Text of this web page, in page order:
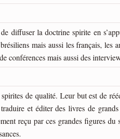
diffuser la doctrine spirite en
mais aussi les français, les
conférences mais aussi des
de qualité. Leur but est de
et éditer des livres de
reçu par ces grandes figures du